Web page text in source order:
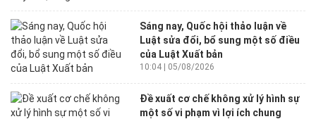
Sáng nay, Quốc hội thảo luận về
Luật sửa đổi, bổ sung một số điều
của Luật Xuất bản
10:04 | 05/08/2026
Đề xuất cơ chế không xử lý hình sự
một số vi phạm vì lợi ích chung